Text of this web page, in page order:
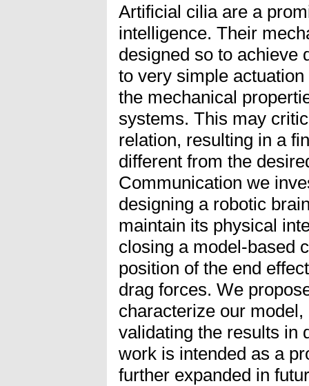
Artificial cilia are a
intelligence. Their
designed so to achieve
to very simple
the mechanical
systems. This may
relation, resulting in a
different from the
Communication we
designing a robotic
maintain its physical
closing a model-based
position of the end
drag forces. We
characterize our
validating the results in
work is intended as a
further expanded in